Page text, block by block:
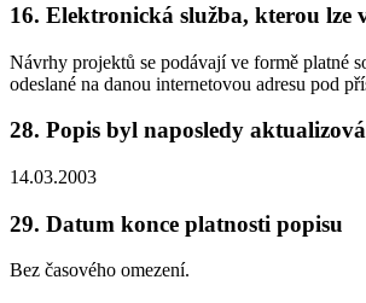
16. Elektronická služba, kterou lze
Návrhy projektů se podávají ve formě platné
odeslané na danou internetovou adresu pod
28. Popis byl naposledy
14.03.2003
29. Datum konce platnosti popisu
Bez časového omezení.